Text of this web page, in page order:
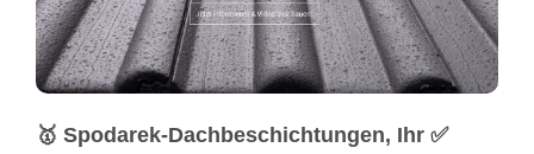
🥇 Spodarek-Dachbeschichtungen, Ihr ✅